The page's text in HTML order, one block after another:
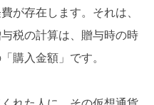
が存在します。それは、
税の計算は、贈与時の時
購入金額」です。